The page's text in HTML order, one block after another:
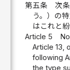
第五条
次
う。）の
はこれと
Article 5
Article 13,
following
the type